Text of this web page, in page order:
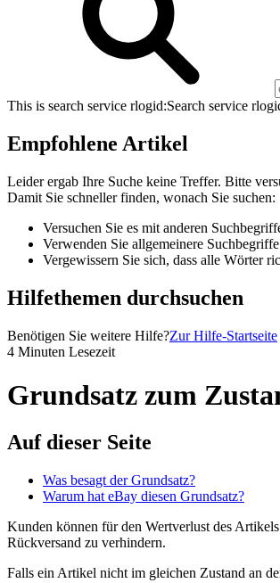
This is search service rlogid:Search service
Empfohlene Artikel
Leider ergab Ihre Suche keine Treffer. Bitte
Damit Sie schneller finden, wonach Sie suchen:
Versuchen Sie es mit anderen
Verwenden Sie allgemeinere Suchbegriffe
Vergewissern Sie sich, dass alle Wörter
Hilfethemen durchsuchen
Benötigen Sie weitere Hilfe?Zur Hilfe-Startseite
4 Minuten Lesezeit
Grundsatz zum
Auf dieser Seite
Was besagt der Grundsatz?
Warum hat eBay diesen Grundsatz?
Kunden können für den Wertverlust des
Rückversand zu verhindern.
Falls ein Artikel nicht im gleichen Zustand an